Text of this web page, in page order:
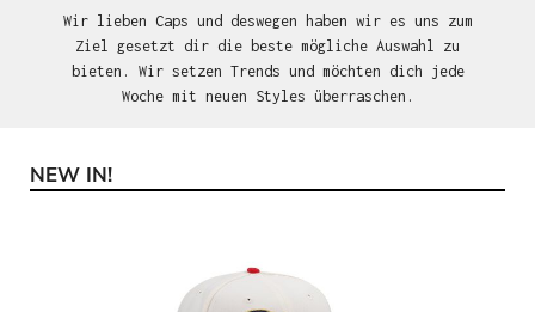
Wir lieben Caps und deswegen haben wir es uns zum
Ziel gesetzt dir die beste mögliche Auswahl zu
bieten. Wir setzen Trends und möchten dich jede
Woche mit neuen Styles überraschen.
Produktgalerie überspringen
NEW IN!